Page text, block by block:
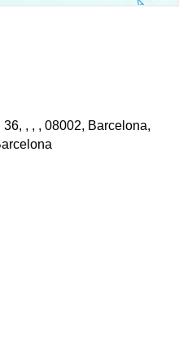
, , , 08002, Barcelona,